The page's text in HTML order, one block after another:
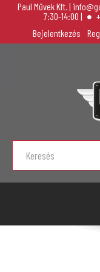
Paul Művek Kft. |
7:30-14:00 |
Bejelentkezés